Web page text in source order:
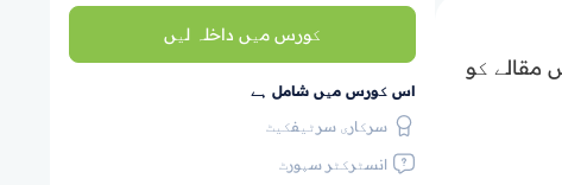
مقالے کو
کورس میں داخلہ لیں
اس کورس میں شامل ہے
سرکاری سرٹیفکیٹ
انسٹرکٹر سپورٹ